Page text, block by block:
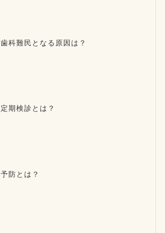
歯科難民となる原因は？
定期検診とは？
予防とは？